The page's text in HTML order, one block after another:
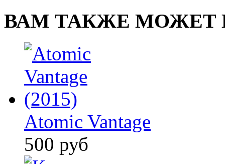
ВАМ ТАКЖЕ МОЖЕТ
Atomic Vantage
500 руб